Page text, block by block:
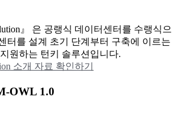
』 은 공랭식 데이터센터를 수랭식으
터를 설계 초기 단계부터 구축에 이르는
원하는 턴키 솔루션입니다.
소개 자료 확인하기
OWL 1.0